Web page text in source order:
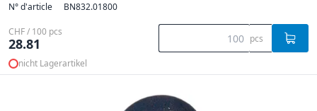
N° d'article BN832.01800
CHF / 100 pcs
28.81 pcs
nicht Lagerartikel